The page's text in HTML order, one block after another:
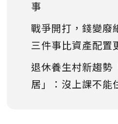
事
戰爭開打，錢變廢
三件事比資產配置
退休養生村新趨勢
居」：沒上課不能